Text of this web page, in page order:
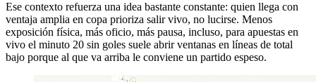
Ese contexto refuerza una idea bastante constante: quien llega con
ventaja amplia en copa prioriza salir vivo, no lucirse. Menos
exposición física, más oficio, más pausa, incluso, para apuestas en
vivo el minuto 20 sin goles suele abrir ventanas en líneas de total
bajo porque al que va arriba le conviene un partido espeso.